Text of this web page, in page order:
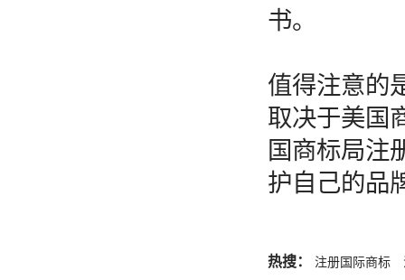
书。
值得注意的
取决于美国
国商标局注
护自己的品
热搜： 注册国际商标